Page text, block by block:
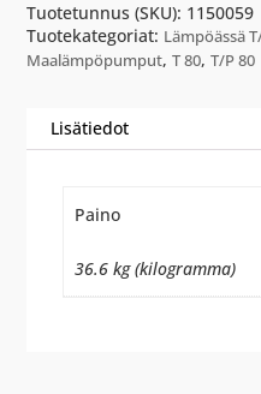
Tuotetunnus (SKU): 1150059
Tuotekategoriat: Lämpöässä
Maalämpöpumput,T 80,T/P 80
Lisätiedot
Paino
36.6 kg (kilogramma)